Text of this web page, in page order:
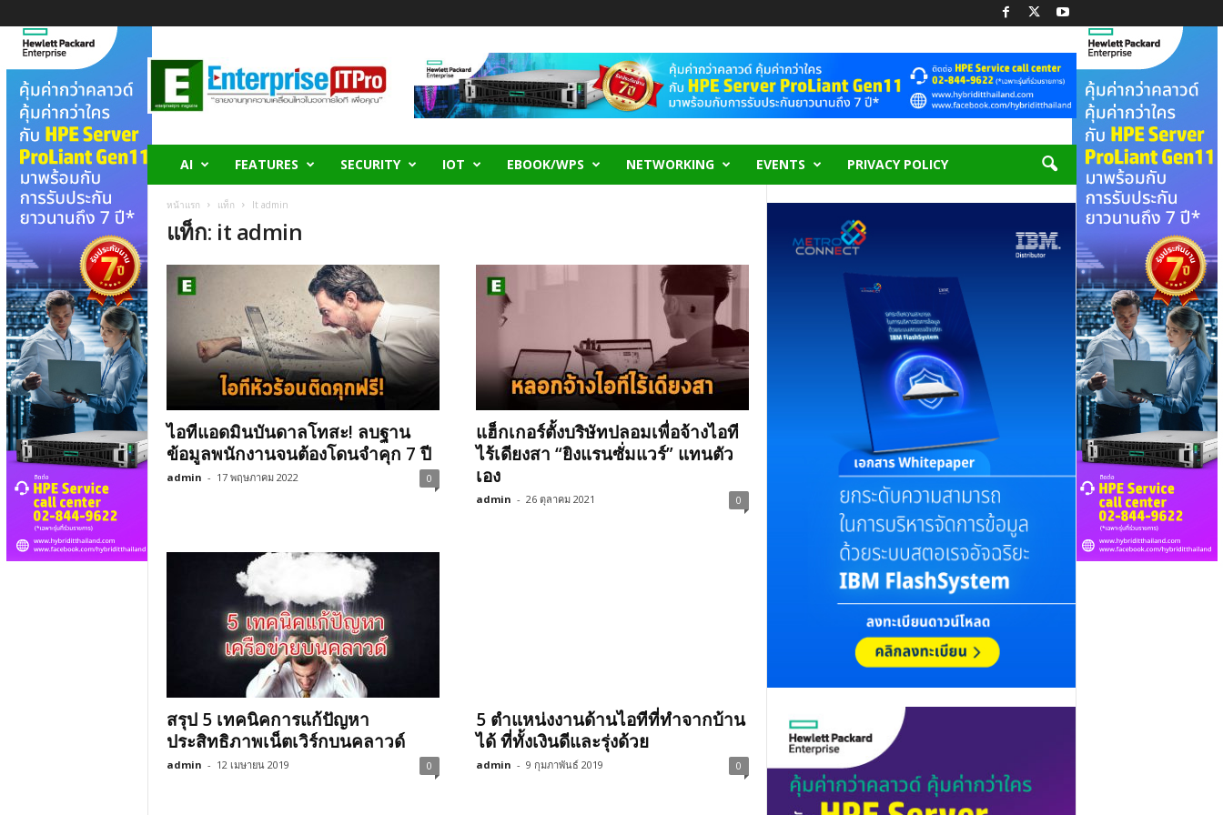
n
T
P
r
o
AI FEATURES SECURITY IOT EBOOK/WPS NETWORKING EVENTS PRIVACY POLICY
หน้าแรก แท็ก It admin
แท็ก: it admin
ไอทีแอดมินบันดาลโทสะ! ลบฐาน
ข้อมูลพนักงานจนต้องโดนจำคุก 7 ปี
admin - 17 พฤษภาคม 2022 0
แฮ็กเกอร์ตั้งบริษัทปลอมเพื่อจ้างไอที
ไร้เดียงสา “ยิงแรนซั่มแวร์” แทนตัว
เอง
admin - 26 ตุลาคม 2021 0
สรุป 5 เทคนิคการแก้ปัญหา
ประสิทธิภาพเน็ตเวิร์กบนคลาวด์
admin - 12 เมษายน 2019 0
5 ตำแหน่งงานด้านไอทีที่ทำจากบ้าน
ได้ ที่ทั้งเงินดีและรุ่งด้วย
admin - 9 กุมภาพันธ์ 2019 0